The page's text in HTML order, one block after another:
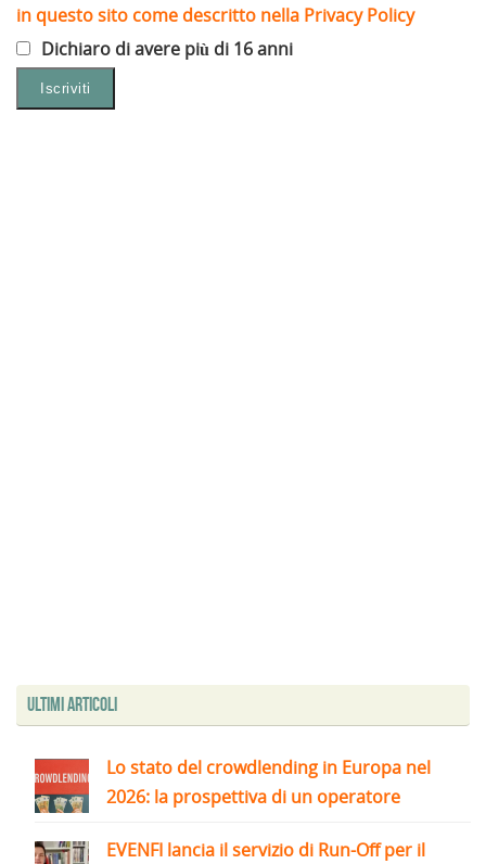
in questo sito come descritto nella Privacy Policy
Dichiaro di avere più di 16 anni
Ultimi articoli
Lo stato del crowdlending in Europa nel
2026: la prospettiva di un operatore
EVENFI lancia il servizio di Run-Off per il